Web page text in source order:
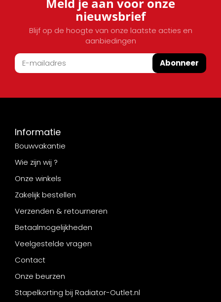
nieuwsbrief
Blijf op de hoogte van onze laatste acties en
aanbiedingen
Abonneer
Informatie
Bouwvakantie
Wie zijn wij ?
Onze winkels
Zakelijk bestellen
Verzenden & retourneren
Betaalmogelijkheden
Veelgestelde vragen
Contact
Onze beurzen
Stapelkorting bij Radiator-Outlet.nl